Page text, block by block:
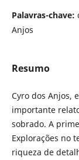
Palavras-chave:
Anjos
Resumo
Cyro dos Anjos,
importante
sobrado. A
Explorações no
riqueza de